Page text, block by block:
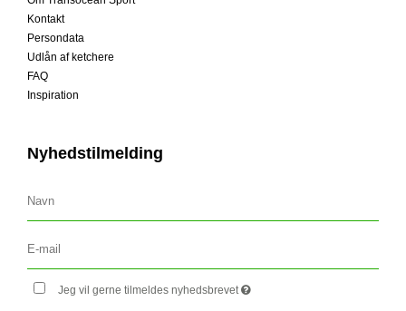
Kontakt
Persondata
Udlån af ketchere
FAQ
Inspiration
Nyhedstilmelding
Jeg vil gerne tilmeldes nyhedsbrevet